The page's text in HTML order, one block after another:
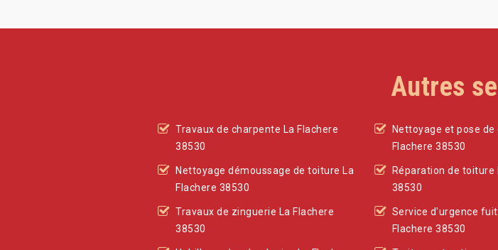
Autres
Travaux de charpente La Flachere
38530
Nettoyage démoussage de toiture La
Flachere 38530
Travaux de zinguerie La Flachere
38530
Nettoyage et pose
Flachere 38530
Réparation de toiture
38530
Service d'urgence
Flachere 38530